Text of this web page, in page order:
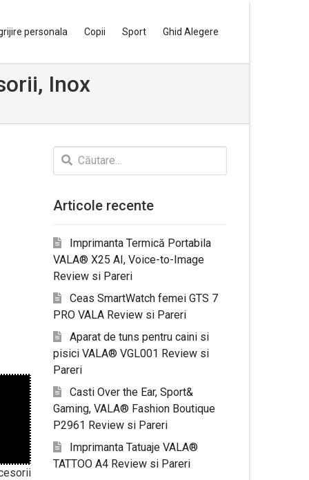
personala Copii Sport Ghid Alegere
Inox
Caută
după:
Articole recente
Imprimanta Termică Portabila
VALA® X25 AI, Voice-to-Image
Review si Pareri
Ceas SmartWatch femei GTS 7
PRO VALA Review si Pareri
Aparat de tuns pentru caini si
pisici VALA® VGL001 Review si
Pareri
Casti Over the Ear, Sport&
Gaming, VALA® Fashion Boutique
P2961 Review si Pareri
Imprimanta Tatuaje VALA®
TATTOO A4 Review si Pareri